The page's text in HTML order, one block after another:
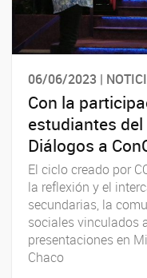
06/06/2023 |
Con la
estudiantes
Diálogos a
El ciclo creado por
la reflexión y el
secundarias, la
sociales vinculados
presentaciones en
Chaco